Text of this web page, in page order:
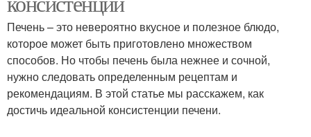
Печень – это невероятно вкусное и полезное блюдо,
которое может быть приготовлено множеством
способов. Но чтобы печень была нежнее и сочной,
нужно следовать определенным рецептам и
рекомендациям. В этой статье мы расскажем, как
достичь идеальной консистенции печени.